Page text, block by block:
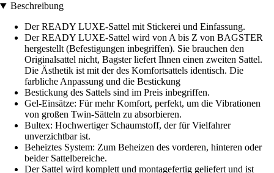
Beschreibung
Der READY LUXE-Sattel mit Stickerei und Einfassung.
Der READY LUXE-Sattel wird von A bis Z von BAGSTER
hergestellt (Befestigungen inbegriffen). Sie brauchen den
Originalsattel nicht, Bagster liefert Ihnen einen zweiten Sattel.
Die Ästhetik ist mit der des Komfortsattels identisch. Die
farbliche Anpassung und die Bestickung
Bestickung des Sattels sind im Preis inbegriffen.
Gel-Einsätze: Für mehr Komfort, perfekt, um die Vibrationen
von großen Twin-Sätteln zu absorbieren.
Bultex: Hochwertiger Schaumstoff, der für Vielfahrer
unverzichtbar ist.
Beheiztes System: Zum Beheizen des vorderen, hinteren oder
beider Sattelbereiche.
Der Sattel wird komplett und montagefertig geliefert und ist